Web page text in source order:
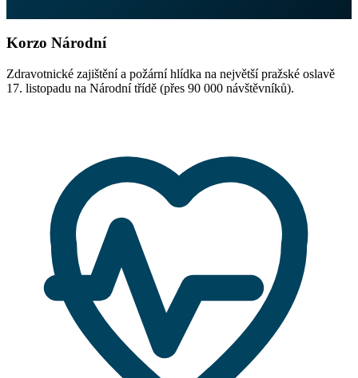
Korzo Národní
Zdravotnické zajištění a požární hlídka na největší pražské oslavě
17. listopadu na Národní třídě (přes 90 000 návštěvníků).